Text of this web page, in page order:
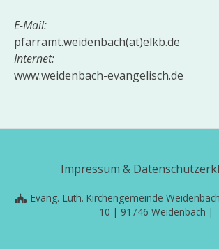
E-Mail:
pfarramt.weidenbach(at)elkb.de
Internet:
www.weidenbach-evangelisch.de
Impressum &
Evang.-Luth. Kirchengemeinde
10 | 91746 Weidenbach |